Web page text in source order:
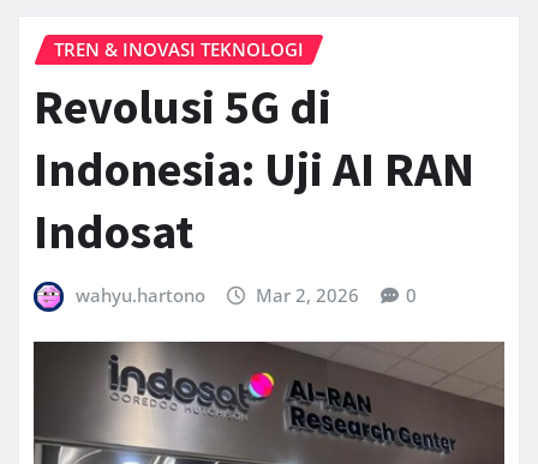
TREN & INOVASI TEKNOLOGI
Revolusi 5G di
Indonesia: Uji AI RAN
Indosat
wahyu.hartono Mar 2, 2026 0